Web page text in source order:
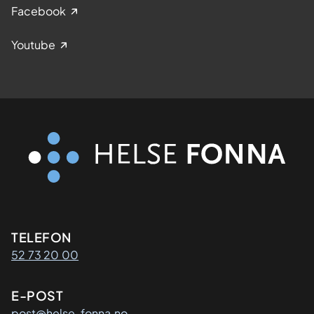
Facebook
Youtube
Kontaktinformasjon
TELEFON
52 73 20 00
E-POST